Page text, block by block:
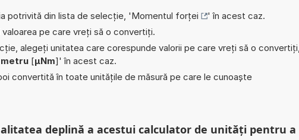
potrivită din lista de selecție, 'Momentul forței
' în acest caz.
pe care vreți să o convertiți.
alegeți unitatea care corespunde valorii pe care vreți să o convertiți,
[µNm]' în acest caz.
convertită în toate unitățile de măsură pe care le cunoaște
deplină a acestui calculator de unități pentru a